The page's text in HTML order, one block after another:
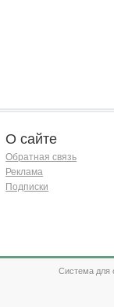
О сайте
Обратная связь
Реклама
Подписки
Система для